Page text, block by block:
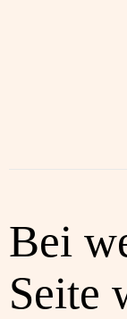
Bei
Seite